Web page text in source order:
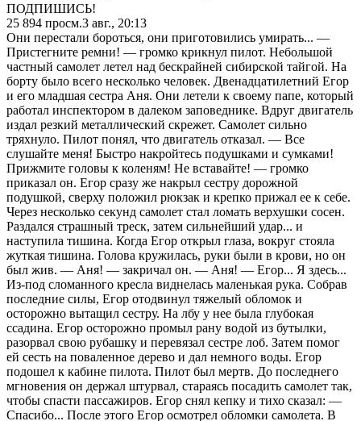
ПОДПИШИСЬ!
25 894 просм.3 авг., 20:13
Они перестали бороться, они приготовились умирать... —
Пристегните ремни! — громко крикнул пилот. Небольшой
частный самолет летел над бескрайней сибирской тайгой. На
борту было всего несколько человек. Двенадцатилетний Егор
и его младшая сестра Аня. Они летели к своему папе, который
работал инспектором в далеком заповеднике. Вдруг двигатель
издал резкий металлический скрежет. Самолет сильно
тряхнуло. Пилот понял, что двигатель отказал. — Все
слушайте меня! Быстро накройтесь подушками и сумками!
Прижмите головы к коленям! Не вставайте! — громко
приказал он. Егор сразу же накрыл сестру дорожной
подушкой, сверху положил рюкзак и крепко прижал ее к себе.
Через несколько секунд самолет стал ломать верхушки сосен.
Раздался страшный треск, затем сильнейший удар... и
наступила тишина. Когда Егор открыл глаза, вокруг стояла
жуткая тишина. Голова кружилась, руки были в крови, но он
был жив. — Аня! — закричал он. — Аня! — Егор... Я здесь...
Из-под сломанного кресла виднелась маленькая рука. Собрав
последние силы, Егор отодвинул тяжелый обломок и
осторожно вытащил сестру. На лбу у нее была глубокая
ссадина. Егор осторожно промыл рану водой из бутылки,
разорвал свою рубашку и перевязал сестре лоб. Затем помог
ей сесть на поваленное дерево и дал немного воды. Егор
подошел к кабине пилота. Пилот был мертв. До последнего
мгновения он держал штурвал, стараясь посадить самолет так,
чтобы спасти пассажиров. Егор снял кепку и тихо сказал: —
Спасибо... После этого Егор осмотрел обломки самолета. В